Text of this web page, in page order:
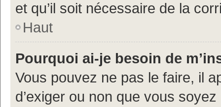
et qu’il soit nécessaire de la
Haut
Pourquoi ai-je besoin de
Vous pouvez ne pas le faire, il
d’exiger ou non que vous